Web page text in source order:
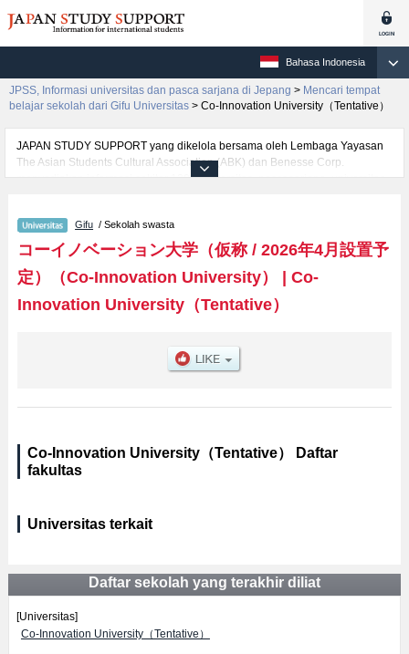
Bahasa Indonesia
JPSS, Informasi universitas dan pasca sarjana di Jepang > Mencari tempat
belajar sekolah dari Gifu Universitas > Co-Innovation University（Tentative）
JAPAN STUDY SUPPORT yang dikelola bersama oleh Lembaga Yayasan
The Asian Students Cultural Association (ABK) dan Benesse Corp.
menyediakan informasi sekitar 1300 universitas, pascasarjana, universitas
mencakup informasi per fakultas seperti , serta berbagai informasi yang
berguna bagi mahasiswa(i) mancanegara seperti kuota untuk jumlah
pendaftar dan jumlah kelulusan ujian masuk mahasiswa(i) mancanegara,
informasi mengenai ujian masuk, prasarana kampus, akses jalan, dan
Gifu / Sekolah swasta
コーイノベーション大学（仮称 / 2026年4月設置予
定）（Co-Innovation University）
Co-
Innovation University（Tentative）
Co-Innovation University（Tentative） Daftar
fakultas
Universitas terkait
Daftar sekolah yang terakhir diliat
[Universitas]
Co-Innovation University（Tentative）